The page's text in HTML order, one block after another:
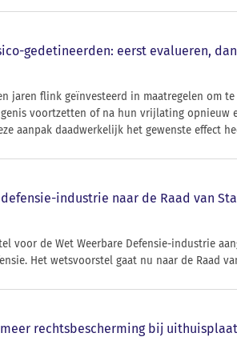
gedetineerden: eerst evalueren,
jaren flink geïnvesteerd in maatregelen om
voortzetten of na hun vrijlating opnieuw
aanpak daadwerkelijk het gewenste effect
industrie naar de Raad van
voor de Wet Weerbare Defensie-industrie
Het wetsvoorstel gaat nu naar de Raad
rechtsbescherming bij